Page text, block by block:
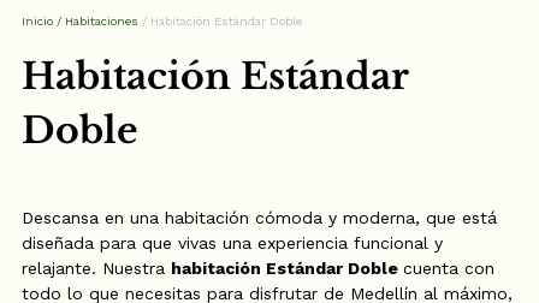
Inicio / Habitaciones / Habitación Estándar Doble
Habitación Estándar
Doble
Descansa en una habitación cómoda y moderna, que está
diseñada para que vivas una experiencia funcional y
relajante. Nuestra habitación Estándar Doble cuenta con
todo lo que necesitas para disfrutar de Medellín al máximo,